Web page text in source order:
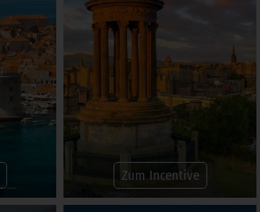
Zum Incentive